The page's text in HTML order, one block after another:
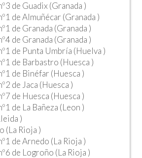
de Guadix (Granada )
de Almuñécar (Granada )
de Granada (Granada )
de Granada (Granada )
de Punta Umbría (Huelva )
de Barbastro (Huesca )
de Binéfar (Huesca )
de Jaca (Huesca )
de Huesca (Huesca )
de La Bañeza (Leon )
)
(La Rioja )
de Arnedo (La Rioja )
de Logroño (La Rioja )